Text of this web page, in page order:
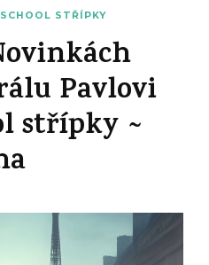
STŘÍPKY
Pavlovi
střípky ~